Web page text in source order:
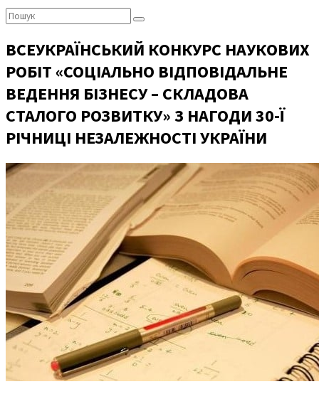
Пошук:
ВСЕУКРАЇНСЬКИЙ КОНКУРС НАУКОВИХ
РОБІТ «СОЦІАЛЬНО ВІДПОВІДАЛЬНЕ
ВЕДЕННЯ БІЗНЕСУ – СКЛАДОВА
СТАЛОГО РОЗВИТКУ» З НАГОДИ 30-Ї
РІЧНИЦІ НЕЗАЛЕЖНОСТІ УКРАЇНИ